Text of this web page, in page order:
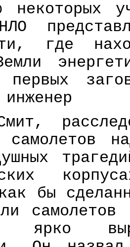
некоторых
где
первых
самолетов
бы
самолетов